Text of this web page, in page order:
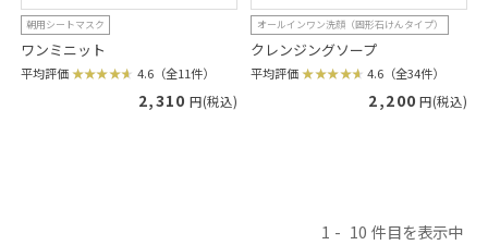
朝用シートマスク
ワンミニット
平均評価 4.6（全11件）
2,310 円(税込)
オールインワン洗顔（固形石けんタイプ）
クレンジングソープ
平均評価 4.6（全34件）
2,200 円(税込)
1 10